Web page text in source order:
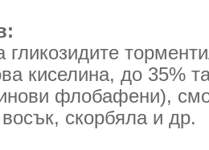
киселина, до 35%
флобафени),
скорбяла и др.